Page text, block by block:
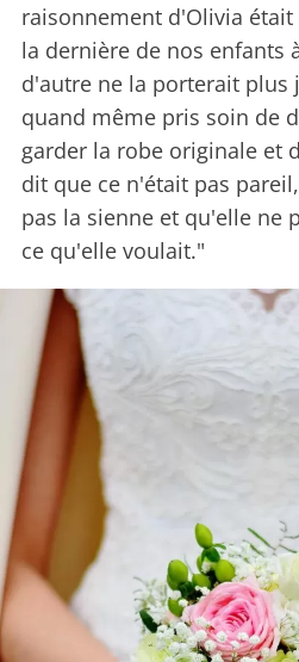
raisonnement d'Olivia
la dernière de nos enfants
d'autre ne la porterait plus
quand même pris soin de
garder la robe originale et
dit que ce n'était pas
pas la sienne et qu'elle ne
ce qu'elle voulait."